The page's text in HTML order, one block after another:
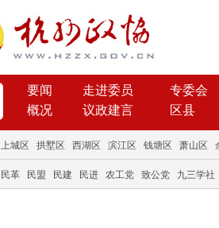
要闻 走进委员
专委会
概况
议政建言 区县
上城区 拱墅区 西湖区 滨江区 钱塘区 萧山区
民革 民盟 民建 民进 农工党 致公党 九三学社